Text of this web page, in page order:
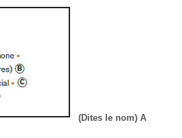
(Dites le nom) A